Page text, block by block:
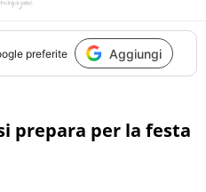
preferite Aggiungi
prepara per la festa